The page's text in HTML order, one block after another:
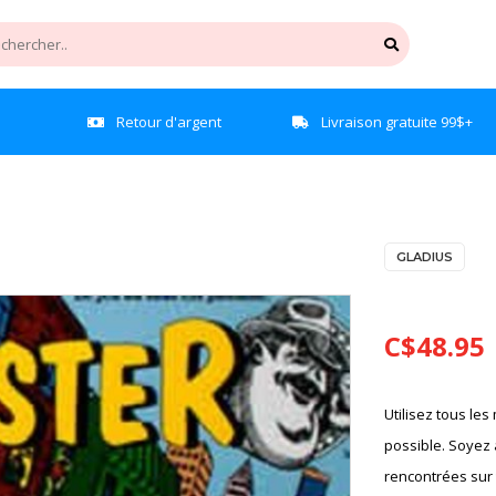
Retour d'argent Livraison gratuite 99$+
GLADIUS
C$48.95
Utilisez tous les
possible.
rencontrées sur